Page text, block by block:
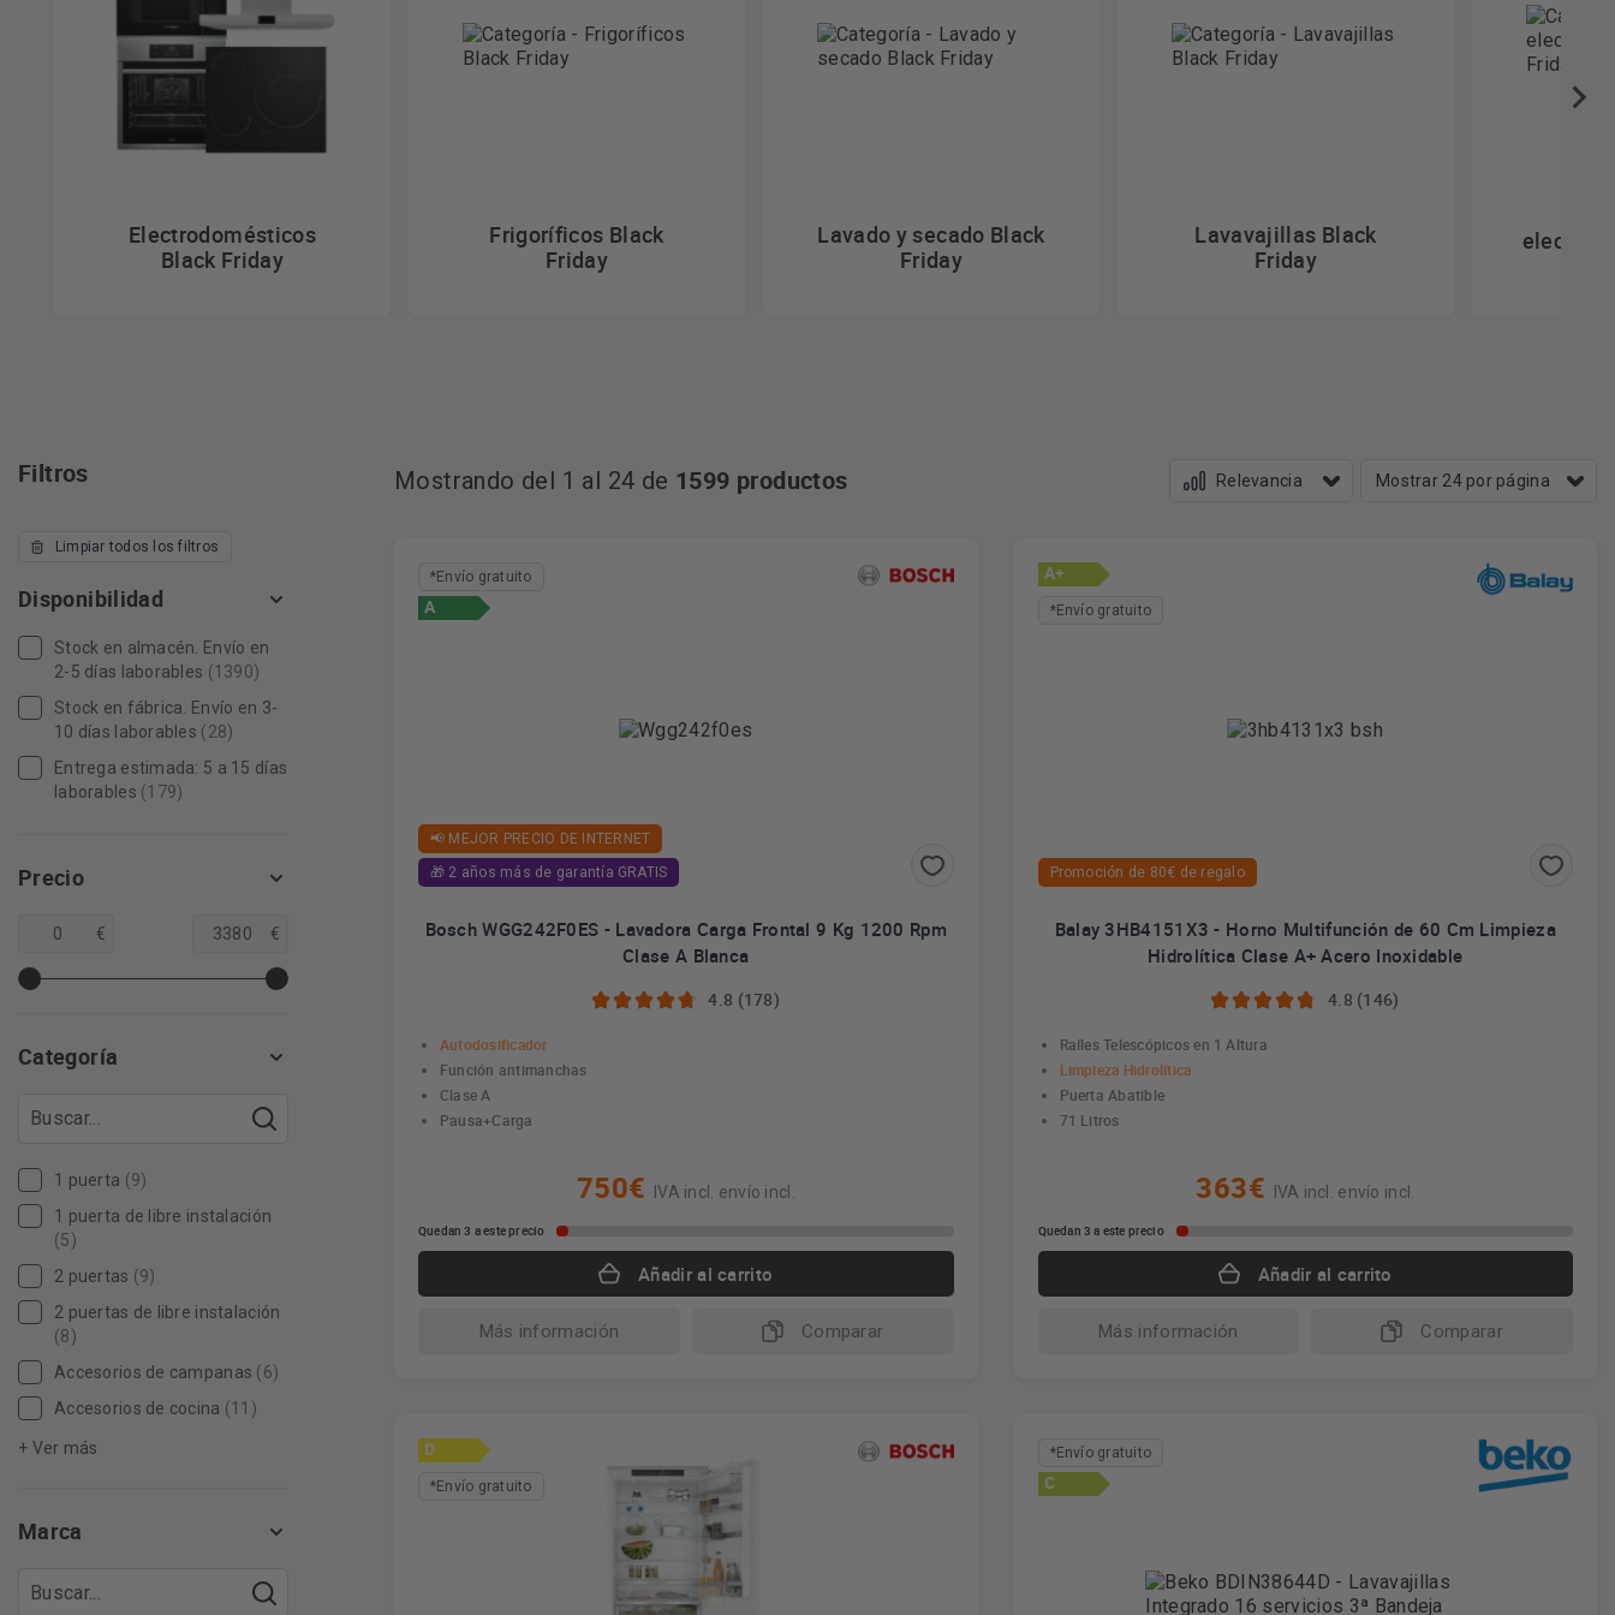
Electrodomésticos
Black Friday
Frigoríficos Black
Friday
Lavado y secado Black
Friday
Lavavajillas Black
Friday
Filtros
Limpiar todos los filtros
Disponibilidad
Stock en almacén. Envío en
2-5 días laborables (1390)
Stock en fábrica. Envío en 3-
10 días laborables (28)
Entrega estimada: 5 a 15 días
laborables (179)
Precio
€ €
Categoría
1 puerta (9)
1 puerta de libre instalación
(5)
2 puertas (9)
2 puertas de libre instalación
(8)
Accesorios de campanas (6)
Accesorios de cocina (11)
+ Ver más
Marca
Mostrando del 1 al 24 de 1599 productos
*Envío gratuito
A
📢 MEJOR PRECIO DE INTERNET
🎁 2 años más de garantía GRATIS
Bosch WGG242F0ES - Lavadora Carga Frontal 9 Kg 1200 Rpm
Clase A Blanca
4.8 (178)
Autodosificador
Función antimanchas
Clase A
Pausa+Carga
750€ IVA incl. envío incl.
Quedan 3 a este precio
Añadir al carrito
Más información Comparar
A+
*Envío gratuito
Promoción de 80€ de regalo
Balay 3HB4151X3 - Horno Multifunción de 60 Cm Limpieza
Hidrolítica Clase A+ Acero Inoxidable
4.8 (146)
Raíles Telescópicos en 1 Altura
Limpieza Hidrolítica
Puerta Abatible
71 Litros
363€ IVA incl. envío incl.
Quedan 3 a este precio
Añadir al carrito
Más información Comparar
D
*Envío gratuito
*Envío gratuito
C